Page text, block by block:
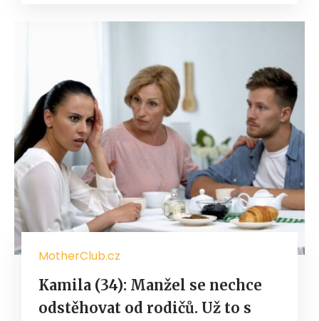
MotherClub.cz
Kamila (34): Manžel se nechce
odstěhovat od rodičů. Už to s